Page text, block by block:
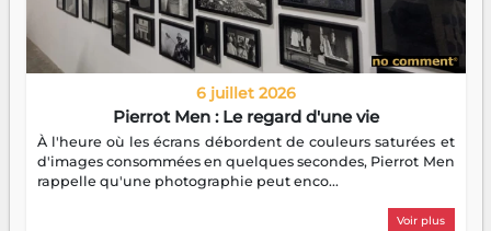
6 juillet 2026
Pierrot Men : Le regard d'une vie
À l'heure où les écrans débordent de couleurs saturées et
d'images consommées en quelques secondes, Pierrot Men
rappelle qu'une photographie peut enco...
Voir plus